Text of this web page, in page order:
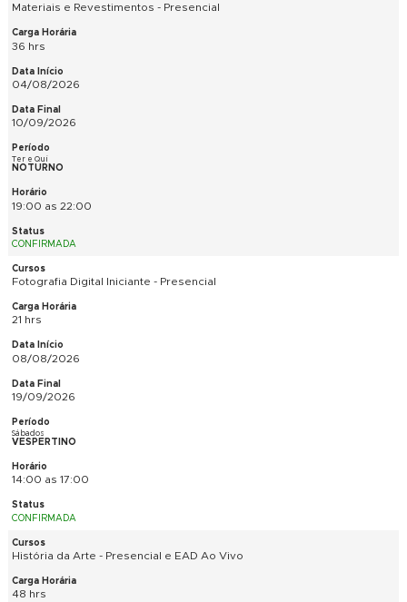
04/08/2026
25/08/2026
Ter e Qui
MATUTINO
9:00 as 12:00
Materiais e Revestimentos - Presencial
36 hrs
04/08/2026
10/09/2026
Ter e Qui
CONFIRMADA